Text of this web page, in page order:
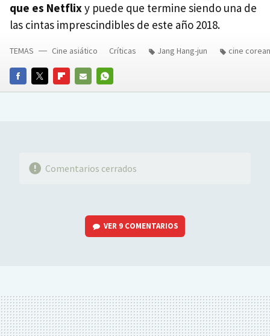
que es Netflixy puede que termine siendo una de
las cintas imprescindibles de este año 2018.
FACEBOOKTWITTERFLIPBOARD
E-
WHATSAPP
TEMAS Cine asiático Críticas Jang Hang-jun cine
Comentarios cerrados
VER 9 COMENTARIOS